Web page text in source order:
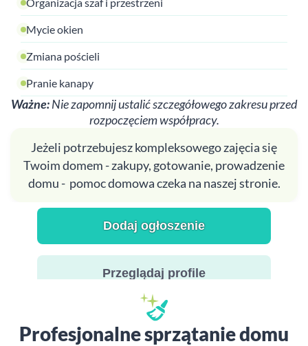
Mycie okien
Zmiana pościeli
Pranie kanapy
Ważne:Nie zapomnij ustalić szczegółowego zakresu przed
rozpoczęciem współpracy.
Jeżeli potrzebujesz kompleksowego zajęcia się
Twoim domem - zakupy, gotowanie, prowadzenie
domu - pomoc domowa czeka na naszej stronie.
Dodaj ogłoszenie
Przeglądaj profile
Profesjonalne sprzątanie domu